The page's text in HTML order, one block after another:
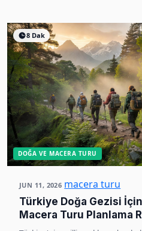
8 Dak
DOĞA VE MACERA TURU
JUN 11, 2026 macera turu
Türkiye Doğa Gezisi
Macera Turu Planlama